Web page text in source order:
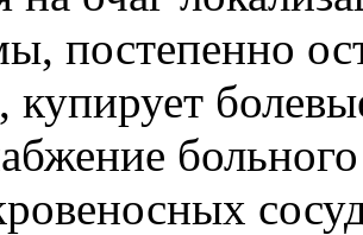
постепенно
купирует